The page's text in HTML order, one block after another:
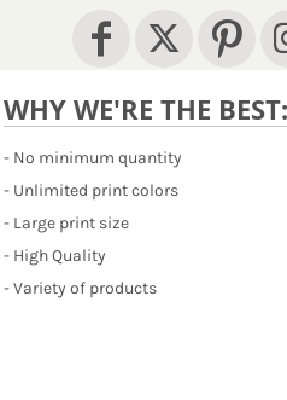
WHY WE'RE THE BEST:
- No minimum quantity
- Unlimited print colors
- Large print size
- High Quality
- Variety of products